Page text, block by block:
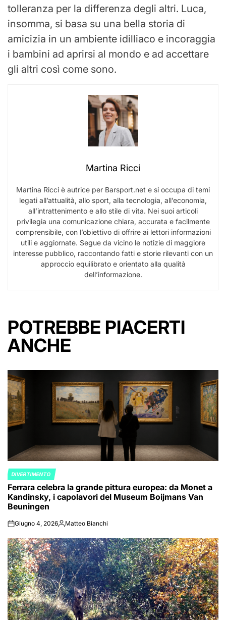
tolleranza per la differenza degli altri. Luca,
insomma, si basa su una bella storia di
amicizia in un ambiente idilliaco e incoraggia
i bambini ad aprirsi al mondo e ad accettare
gli altri così come sono.
Martina Ricci
Martina Ricci è autrice per Barsport.net e si occupa di temi
legati all’attualità, allo sport, alla tecnologia, all’economia,
all’intrattenimento e allo stile di vita. Nei suoi articoli
privilegia una comunicazione chiara, accurata e facilmente
comprensibile, con l’obiettivo di offrire ai lettori informazioni
utili e aggiornate. Segue da vicino le notizie di maggiore
interesse pubblico, raccontando fatti e storie rilevanti con un
approccio equilibrato e orientato alla qualità
dell’informazione.
POTREBBE PIACERTI
ANCHE
POSTED
IN
DIVERTIMENTO
Ferrara celebra la grande pittura europea: da Monet a
Kandinsky, i capolavori del Museum Boijmans Van
Beuningen
onGiugno 4, 2026Posted
Matteo Bianchi